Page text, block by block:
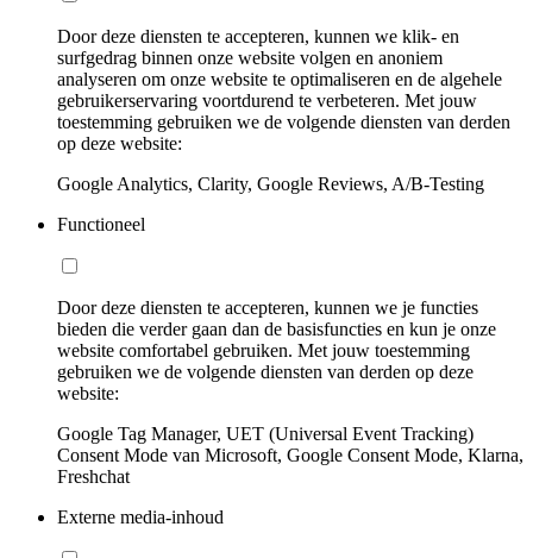
Door deze diensten te accepteren, kunnen we klik- en
surfgedrag binnen onze website volgen en anoniem
analyseren om onze website te optimaliseren en de algehele
gebruikerservaring voortdurend te verbeteren. Met jouw
toestemming gebruiken we de volgende diensten van derden
op deze website:
Google Analytics, Clarity, Google Reviews, A/B-Testing
Functioneel
Door deze diensten te accepteren, kunnen we je functies
bieden die verder gaan dan de basisfuncties en kun je onze
website comfortabel gebruiken. Met jouw toestemming
gebruiken we de volgende diensten van derden op deze
website:
Google Tag Manager, UET (Universal Event Tracking)
Consent Mode van Microsoft, Google Consent Mode, Klarna,
Freshchat
Externe media-inhoud